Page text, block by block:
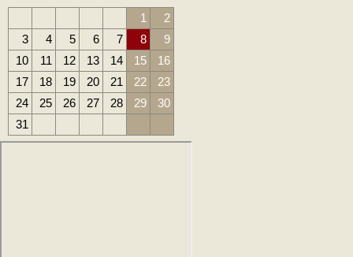
1
2
3
4 5 6 7 8
9
10
11 12 13 14 15
16
17
18 19 20 21 22
23
24
25 26 27 28 29
30
31